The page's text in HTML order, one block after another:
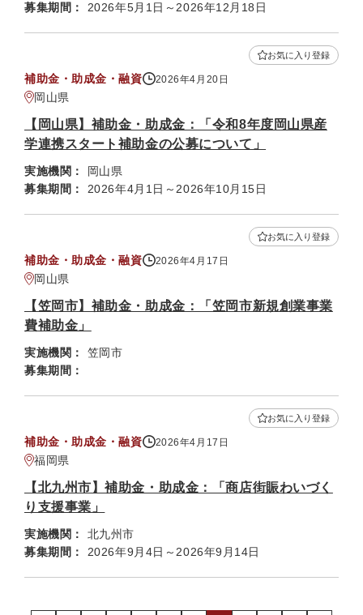
募集期間：
2026年5月1日～2026年12月18日
補助金・助成金・融資 2026年4月20日
岡山県
お気に入り登録
【岡山県】補助金・助成金：「令和8年度岡山県産
学連携スタート補助金の公募について」
実施機関：
岡山県
募集期間：
2026年4月1日～2026年10月15日
補助金・助成金・融資 2026年4月17日
岡山県
お気に入り登録
【笠岡市】補助金・助成金：「笠岡市新規創業事業
費補助金」
実施機関：
笠岡市
募集期間：
補助金・助成金・融資 2026年4月17日
福岡県
お気に入り登録
【北九州市】補助金・助成金：「商店街賑わいづく
り支援事業」
実施機関：
北九州市
募集期間：
2026年9月4日～2026年9月14日